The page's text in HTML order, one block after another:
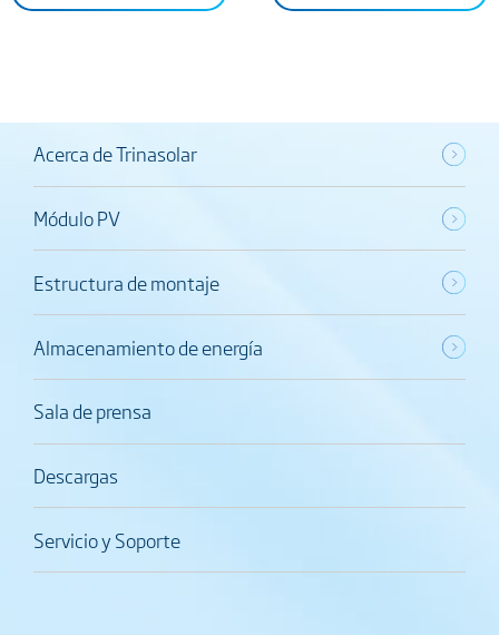
Acerca de Trinasolar
Módulo PV
Estructura de montaje
Almacenamiento de energía
Sala de prensa
Descargas
Servicio y Soporte